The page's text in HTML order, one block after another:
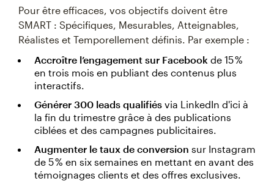
Pour être efficaces, vos objectifs doivent être
SMART : Spécifiques, Mesurables, Atteignables,
Réalistes et Temporellement définis. Par exemple :
Accroître l’engagement sur Facebook de 15 %
en trois mois en publiant des contenus plus
interactifs.
Générer 300 leads qualifiés via LinkedIn d'ici à
la fin du trimestre grâce à des publications
ciblées et des campagnes publicitaires.
Augmenter le taux de conversion sur Instagram
de 5 % en six semaines en mettant en avant des
témoignages clients et des offres exclusives.